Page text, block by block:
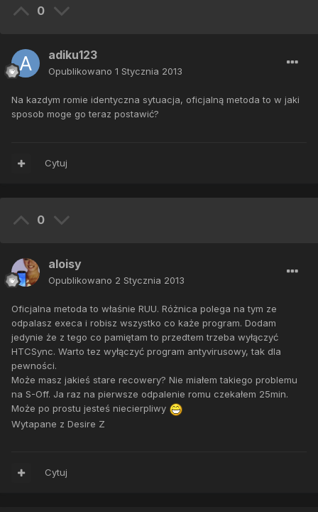
0
adiku123
Opublikowano 1 Stycznia 2013
Na kazdym romie identyczna sytuacja, oficjalną metoda to w jaki
sposob moge go teraz postawić?
Cytuj
0
aloisy
Opublikowano 2 Stycznia 2013
Oficjalna metoda to właśnie RUU. Różnica polega na tym ze
odpalasz execa i robisz wszystko co każe program. Dodam
jedynie że z tego co pamiętam to przedtem trzeba wyłączyć
HTCSync. Warto tez wyłączyć program antyvirusowy, tak dla
pewności.
Może masz jakieś stare recowery? Nie miałem takiego problemu
na S-Off. Ja raz na pierwsze odpalenie romu czekałem 25min.
Może po prostu jesteś niecierpliwy
Wytapane z Desire Z
Cytuj